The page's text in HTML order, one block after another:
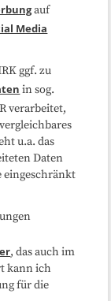
auf
Media
ggf. zu
in sog.
verarbeitet,
u.a. das
Daten
eingeschränkt
, das auch im
kann ich
für die